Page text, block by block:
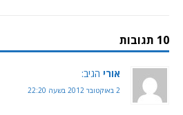
10 תגובות
אורי הגיב:
2 באוקטובר 2012 בשעה 22:20